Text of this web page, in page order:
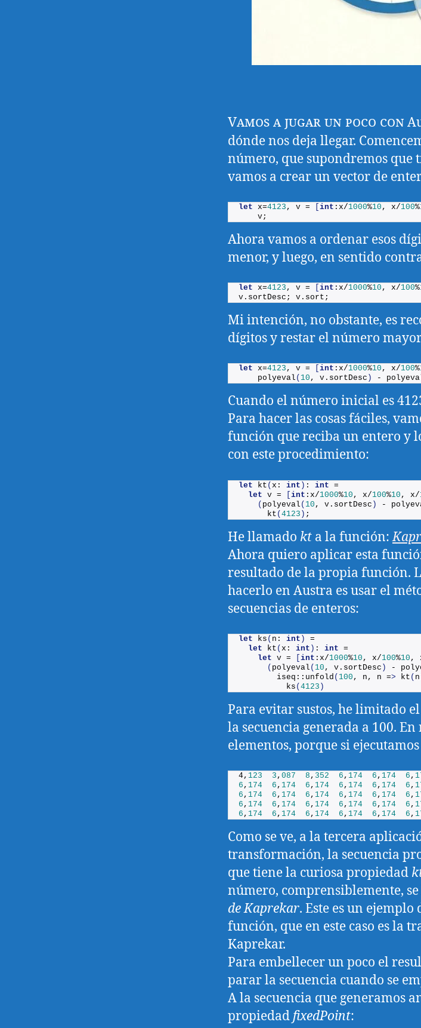
Vamos a jugar un poco con
dónde nos deja llegar.
número, que supondremos que
vamos a crear un vector de
let x=4123 , v = int :x/1000%10 , x/100%
    v;
Ahora vamos a ordenar esos
menor, y luego, en sentido
let x=4123 , v = int :x/1000%10 , x/100%
v. sortDesc ; v. sort ;
Mi intención, no obstante, es
dígitos y restar el número
let x=4123 , v = int :x/1000%10 , x/100%
polyeval ( 10 , v. sortDesc ) -
Cuando el número inicial es
Para hacer las cosas fáciles,
función que reciba un entero y
con este procedimiento:
let kt (x: int ) : int =
let v = [int :x/1000%10 , x/100%10 , x/
( polyeval ( 10 , v. sortDesc ) -
kt (4123 ) ;
He llamado kt a la función:
Ahora quiero aplicar esta
resultado de la propia función.
hacerlo en Austra es usar el
secuencias de enteros:
let ks ( n: int )
=
let
kt ( x: int ) : int =
let v = int :x/1000%10 , x/100%10 ,
( polyeval ( 10 , v. sortDesc ) -
        iseq::
unfold ( 100 , n, n => kt ( n
ks ( 4123 )
Para evitar sustos, he limitado
la secuencia generada a 100.
elementos, porque si
4, 123 3 , 087 8 , 352 6 , 174 6 , 174 6 ,
6 , 174 6 , 174 6 , 174 6 , 174 6 , 174 6 ,
6 , 174 6 , 174 6 , 174 6 , 174 6 , 174 6 ,
6 , 174 6 , 174 6 , 174 6 , 174 6 , 174 6 ,
6 , 174 6 , 174 6 , 174 6 , 174 6 , 174 6 ,
Como se ve, a la tercera
transformación, la secuencia
que tiene la curiosa propiedad
número, comprensiblemente, se
de Kaprekar. Este es un ejemplo
función, que en este caso es la
Kaprekar.
Para embellecer un poco el
parar la secuencia cuando se
A la secuencia que generamos
propiedadfixedPoint: